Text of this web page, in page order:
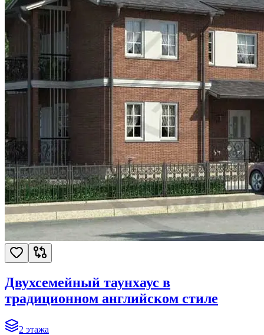
Двухсемейный таунхаус в
традиционном английском стиле
2 этажа